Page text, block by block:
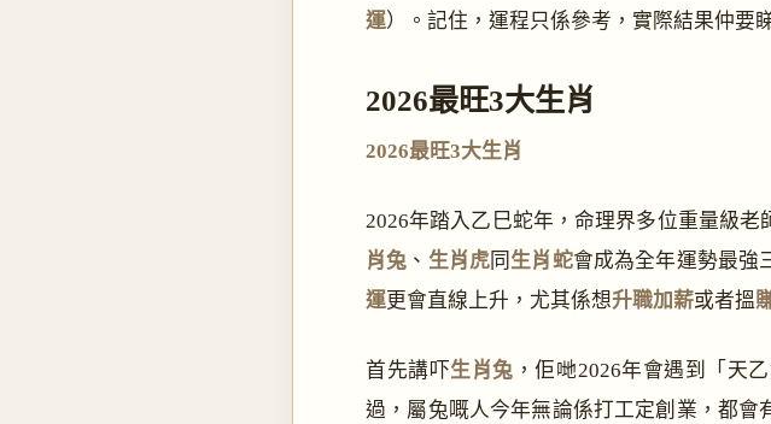
運）。記住，運程只係參考，實際結果仲要
2026最旺3大生肖
2026最旺3大生肖
2026年踏入乙巳蛇年，命理界多位重量級老
肖兔 、 生肖虎同 生肖蛇會成為全年運勢最強
運更會直線上升，尤其係想升職加薪或者搵
首先講吓生肖兔 ，佢哋2026年會遇到「天
過，屬兔嘅人今年無論係打工定創業，都